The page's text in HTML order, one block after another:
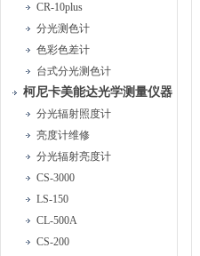
CR-10plus
分光测色计
色彩色差计
台式分光测色计
柯尼卡美能达光学测量仪器
分光辐射照度计
亮度计维修
分光辐射亮度计
CS-3000
LS-150
CL-500A
CS-200